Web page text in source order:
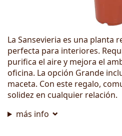
La Sansevieria es una planta
perfecta para interiores.
purifica el aire y mejora el
oficina. La opción Grande
maceta. Con este regalo,
solidez en cualquier relación.
más info